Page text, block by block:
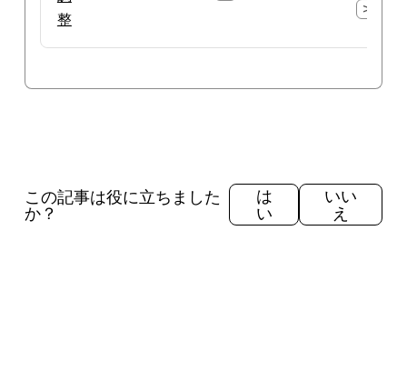
整
>
この記事は役に立ちました
か？
は
い
いい
え